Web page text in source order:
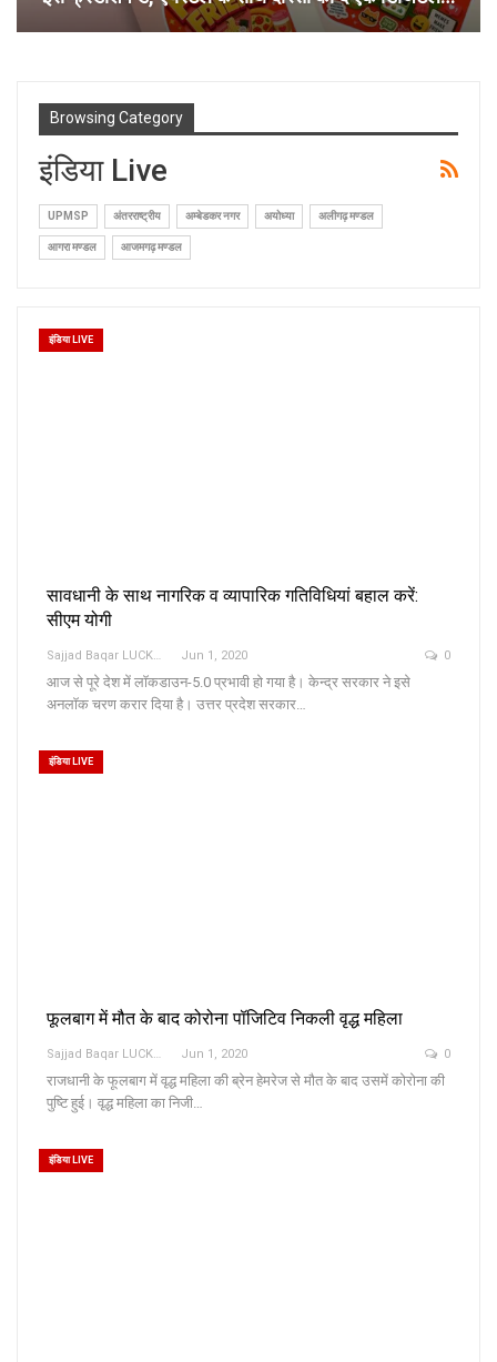
Browsing Category
इंडिया Live
UPMSP अंतरराष्ट्रीय अम्बेडकर नगर अयोध्या अलीगढ़ मण्डल
आगरा मण्डल आजमगढ़ मण्डल
इंडिया LIVE
सावधानी के साथ नागरिक व व्यापारिक गतिविधियां बहाल करें:
सीएम योगी
Sajjad Baqar LUCKNOW Jun 1, 2020 0
आज से पूरे देश में लाॅकडाउन-5.0 प्रभावी हो गया है। केन्द्र सरकार ने इसे
अनलाॅक चरण करार दिया है। उत्तर प्रदेश सरकार…
इंडिया LIVE
फूलबाग में मौत के बाद कोरोना पॉजिटिव निकली वृद्ध महिला
Sajjad Baqar LUCKNOW Jun 1, 2020 0
राजधानी के फूलबाग में वृद्ध महिला की ब्रेन हेमरेज से मौत के बाद उसमें कोरोना की
पुष्टि हुई। वृद्ध महिला का निजी…
इंडिया LIVE